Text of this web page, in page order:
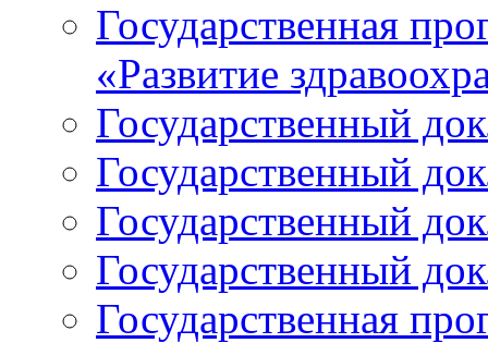
Государственная
«Развитие
Государственный
Государственный
Государственный
Государственный
Государственная